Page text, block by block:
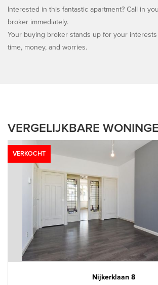
Interested in this fantastic apartment? Call in
broker immediately.
Your buying broker stands up for your
time, money, and worries.
VERGELIJKBARE
VERKOCHT
Nijkerklaan 8